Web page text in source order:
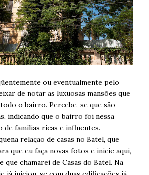
ou eventualmente pelo
de notar as luxuosas mansões que
o bairro. Percebe-se que são
indicando que o bairro foi nessa
de famílias ricas e influentes.
relação de casas no Batel, que
que eu faça novas fotos e inicie aqui,
que chamarei de Casas do Batel. Na